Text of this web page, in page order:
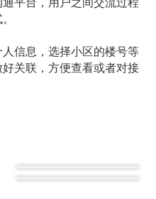
信息，选择小区的楼号等
关联，方便查看或者对接